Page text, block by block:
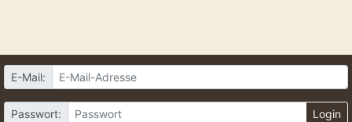
E-Mail:
Passwort:
Login